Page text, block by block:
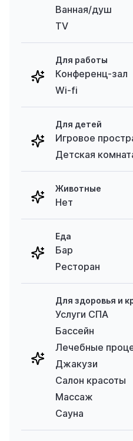
Ванная/душ
TV
Для работы
Конференц-зал
Wi-fi
Для детей
Игровое
Детская
Животные
Нет
Еда
Бар
Ресторан
Для здоровья и
Услуги СПА
Бассейн
Лечебные
Джакузи
Салон красоты
Массаж
Сауна